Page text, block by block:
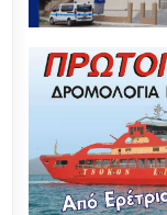
Ζωή
υποκλοπών:
του Αρείου
Επιτροπή
Βουλής»
Τουρκικά
τρόμος σε
νέο Τουρκικό
πύραυλο με
(ΦΩΤΟ &